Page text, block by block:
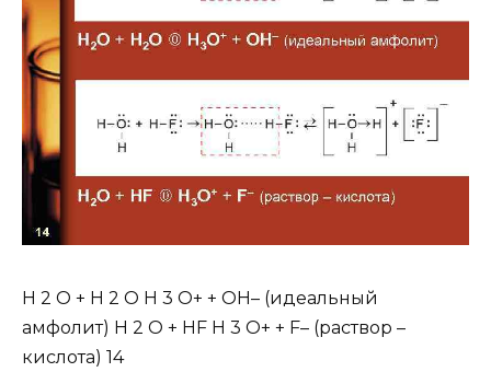
H 2 O + H 2 O H 3 O+ + OH– (идеальный
амфолит) H 2 O + HF H 3 O+ + F– (раствор –
кислота) 14